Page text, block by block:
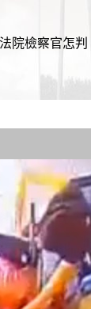
院檢察官怎判